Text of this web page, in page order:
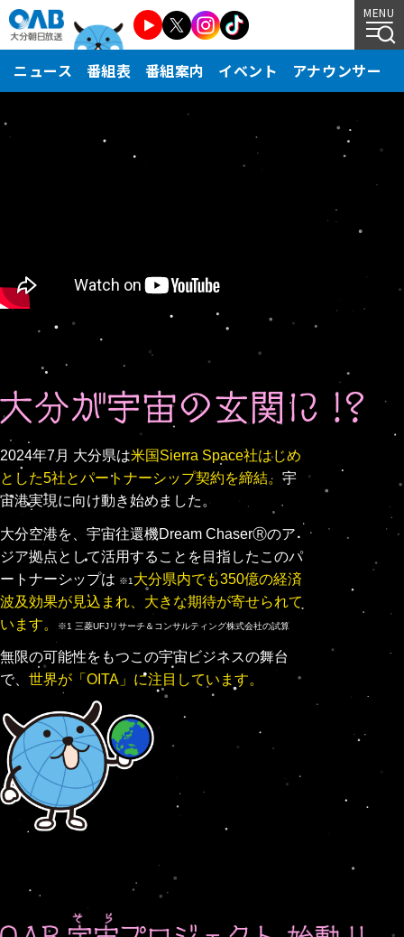
MENU
ニュース 番組表 番組案内 イベント アナウンサー
2024年7月 大分県は米国Sierra Space社はじめ
とした5社とパートナーシップ契約を締結。 宇
宙港実現に向け動き始めました。
大分空港を、宇宙往還機Dream ChaserⓇのア
ジア拠点として活用することを目指したこのパ
ートナーシップは ※1 大分県内でも350億の経済
波及効果が見込まれ、大きな期待が寄せられて
います。
※1 三菱UFJリサーチ＆コンサルティング株式会社の試算
無限の可能性をもつこの宇宙ビジネスの舞台
で、 世界が「OITA」に注目しています。